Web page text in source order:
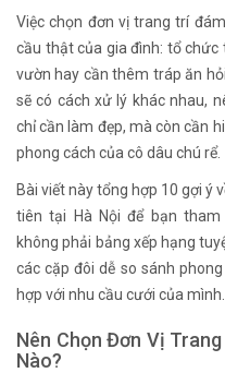
Việc chọn đơn vị trang trí
cầu thật của gia đình: tổ chức
vườn hay cần thêm tráp ăn
sẽ có cách xử lý khác nhau,
chỉ cần làm đẹp, mà còn cần
phong cách của cô dâu chú rể.
Bài viết này tổng hợp 10 gợi ý
tiên tại Hà Nội để bạn
không phải bảng xếp hạng
các cặp đôi dễ so sánh
hợp với nhu cầu cưới của mình.
Nên Chọn Đơn Vị
Nào?